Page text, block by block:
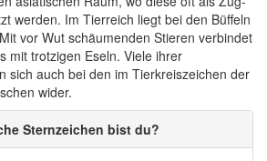
werden. Im Tierreich liegt bei den Büffeln
vor Wut schäumenden Stieren verbindet
mit trotzigen Eseln. Viele ihrer
sich auch bei den im Tierkreiszeichen der
wider.
Sternzeichen bist du?